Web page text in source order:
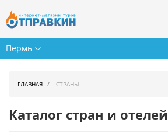
Пермь
ГЛАВНАЯ СТРАНЫ
Каталог стран и отелей